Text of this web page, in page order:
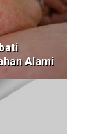
Alami